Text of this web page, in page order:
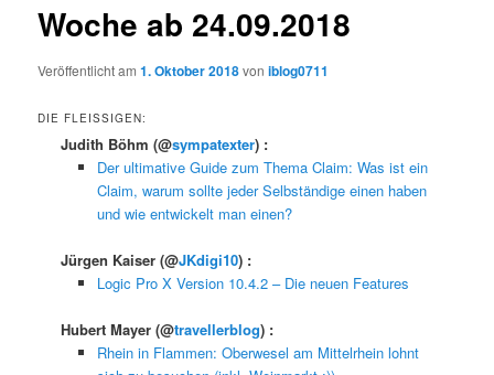
Woche ab 24.09.2018
Veröffentlicht am1. Oktober 2018voniblog0711
DIE FLEISSIGEN:
Judith Böhm(@sympatexter) :
Der ultimative Guide zum Thema Claim: Was ist ein
Claim, warum sollte jeder Selbständige einen haben
und wie entwickelt man einen?
Jürgen Kaiser(@JKdigi10) :
Logic Pro X Version 10.4.2 – Die neuen Features
Hubert Mayer(@travellerblog) :
Rhein in Flammen: Oberwesel am Mittelrhein lohnt